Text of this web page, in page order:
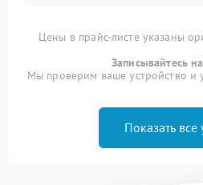
Цены в прайс-листе указаны
Записывайтесь
Мы проверим ваше устройство и
Показать все